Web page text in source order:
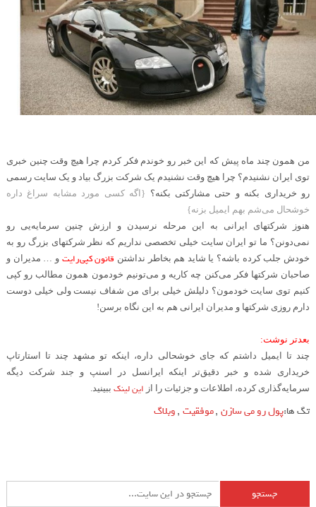
من همون چند ماه پیش که این خبر رو خوندم فکر کردم چرا هیچ وقت چنین خبری
توی ایران نشنیدم؟ چرا هیچ وقت نشنیدم یک شرکت بزرگ بیاد و یک سایت رسمی
رو خریداری بکنه و حتی مشارکتی بکنه؟ }اگه کسی مورد مشابه سراغ داره
خوشحال می‌شم بهم ایمیل بزنه{
هنوز شرکتهای ایرانی به این مرحله نرسیدن و ارزش چنین سرمایه‌یی رو
نمی‌دونن؟ ما تو ایران سایت خیلی تخصصی نداریم که نظر شرکتهای بزرگ رو به
خودش جلب کرده باشه؟ یا شاید هم بخاطر نداشتن قانون کپی‌رایت و … مدیران و
صاحبان شرکتها فکر می‌کنن چه کاریه و می‌تونیم خودمون همون مطالب رو کپی
کنیم توی سایت خودمون؟ دلیلش خیلی برای من شفاف نیست ولی خیلی دوست
دارم روزی شرکتها و مدیران ایرانی هم به این نگاه برسن!
بعدتر نوشت:
چند تا ایمیل داشتم که جای خوشحالی داره، اینکه تو مشهد چند تا استارتاپ
خریداری شده و خبر دقیق‌تر اینکه ایرانسل در اسنپ و جند شرکت دیگه
سرمایه‌گذاری کرده، اطلاعات و جزئیات را از این لینک ببینید
تگ ها:پول رو می سازن ,موفقیت ,وبلاگ